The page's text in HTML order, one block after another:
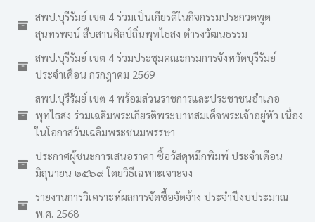
สพป.บุรีรัมย์ เขต 4 ร่วมเป็นเกียรติในกิจกรรมประกวดพูด
สุนทรพจน์ สืบสานศิลป์ถิ่นพุทไธสง ดำรงวัฒนธรรม
สพป.บุรีรัมย์ เขต 4 ร่วมประชุมคณะกรมการจังหวัดบุรีรัมย์
ประจำเดือน กรกฎาคม 2569
สพป.บุรีรัมย์ เขต 4 พร้อมส่วนราชการและประชาชนอำเภอ
พุทไธสง ร่วมเฉลิมพระเกียรติพระบาทสมเด็จพระเจ้าอยู่หัว เนื่อง
ในโอกาสวันเฉลิมพระชนมพรรษา
ประกาศผู้ชนะการเสนอราคา ซื้อวัสดุหมึกพิมพ์ ประจำเดือน
มิถุนายน ๒๕๖๙ โดยวิธีเฉพาะเจาะจง
รายงานการวิเคราะห์ผลการจัดซื้อจัดจ้าง ประจำปีงบประมาณ
พ.ศ. 2568